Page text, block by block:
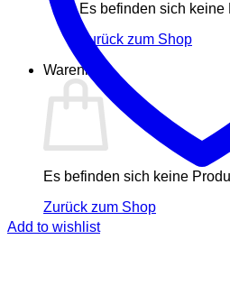
Es befinden sich keine
Zurück zum Shop
Warenkorb
Es befinden sich keine
Zurück zum Shop
Add to wishlist